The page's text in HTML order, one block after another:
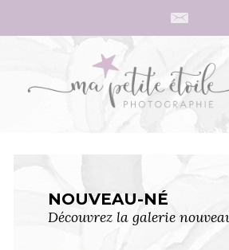
NOUVEAU-NÉ
Découvrez la galerie